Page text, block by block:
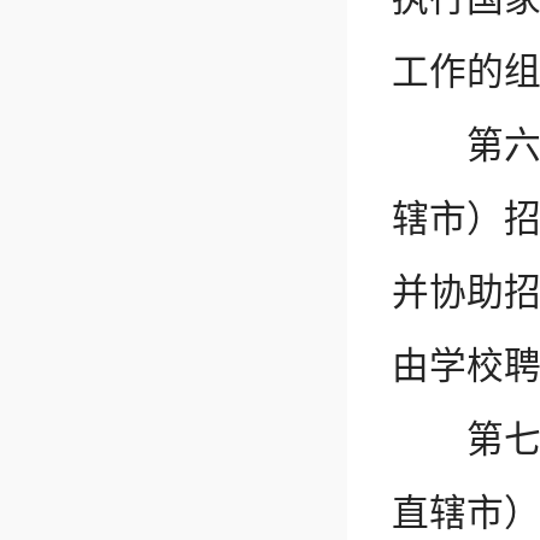
工作的
第六
辖市）
并协助
由学校
第七
直辖市